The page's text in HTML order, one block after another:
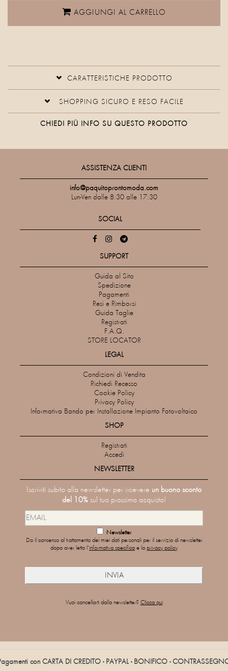
AGGIUNGI AL CARRELLO
CARATTERISTICHE PRODOTTO
SHOPPING SICURO E RESO FACILE
CHIEDI PIÙ INFO SU QUESTO PRODOTTO
ASSISTENZA CLIENTI
info@paquitoprontomoda.com
Lun-Ven dalle 8:30 alle 17:30
SOCIAL
SUPPORT
Guida al Sito
Spedizione
Pagamenti
Resi e Rimborsi
Guida Taglie
Registrati
F.A.Q.
STORE LOCATOR
LEGAL
Condizioni di Vendita
Richiedi Recesso
Cookie Policy
Privacy Policy
Informativa Bando per Installazione Impianto Fotovoltaico
SHOP
Registrati
Accedi
NEWSLETTER
Iscriviti subito alla newsletter per ricevere un buono sconto
del 10% sul tuo prossimo acquisto!
Newsletter
Do il consenso al trattamento dei miei dati personali per il servizio di newsletter
dopo aver letto l'informativa specifica e la privacy policy
Vuoi cancellarti dalla newsletter? Clicca qui
con CARTA DI CREDITO - PAYPAL - BONIFICO -